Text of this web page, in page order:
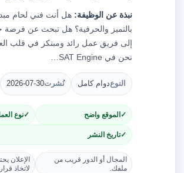
نبذة عن الوظيفة: هل أنت فني لحام
بالتميز والحرفية؟ هل تبحث عن فرصة
إلى فريق عمل رائد ومبتكر في قلب
نحن في SAT Engine…
النوعدوام كامل نُشرت2026-07-30
الموقع واضح نوع
تاريخ النشر
المجال أو الدور قريب من
ملفك.
الإعلان
لاتخاذ